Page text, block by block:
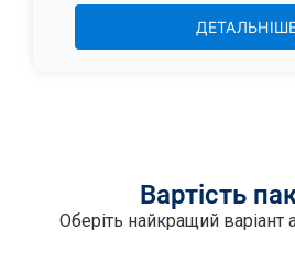
Вартість
Оберіть найкращий варіант